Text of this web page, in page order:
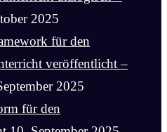
2025
für den
veröffentlicht –
2025
für den